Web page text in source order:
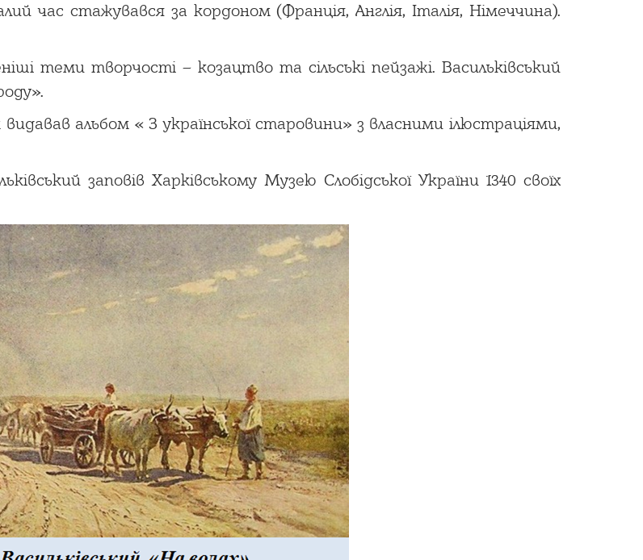
час стажувався за кордоном (Франція, Англія, Італія, Німеччина).
теми творчості – козацтво та сільські пейзажі. Васильківський
альбом « З української старовини» з власними ілюстраціями,
заповів Харківському Музею Слобідської України 1340 своїх